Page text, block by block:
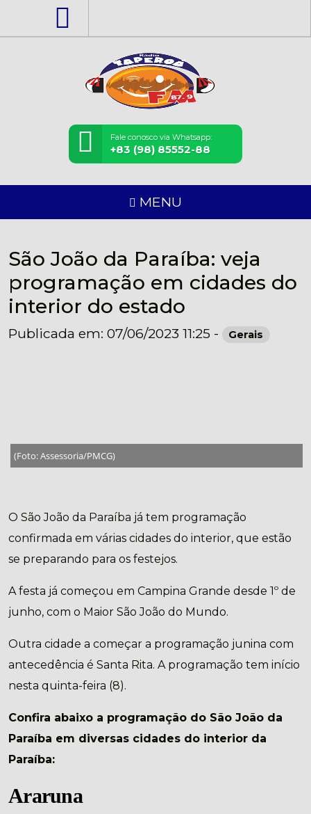
Fale conosco via Whatsapp:
+83 (98) 85552-88
MENU
São João da Paraíba: veja
programação em cidades do
interior do estado
Publicada em: 07/06/2023 11:25 - Gerais
(Foto: Assessoria/PMCG)
O São João da Paraíba já tem programação
confirmada em várias cidades do interior, que estão
se preparando para os festejos.
A festa já começou em Campina Grande desde 1º de
junho, com o Maior São João do Mundo.
Outra cidade a começar a programação junina com
antecedência é Santa Rita. A programação tem início
nesta quinta-feira (8).
Confira abaixo a programação do São João da
Paraíba em diversas cidades do interior da
Paraíba:
Araruna